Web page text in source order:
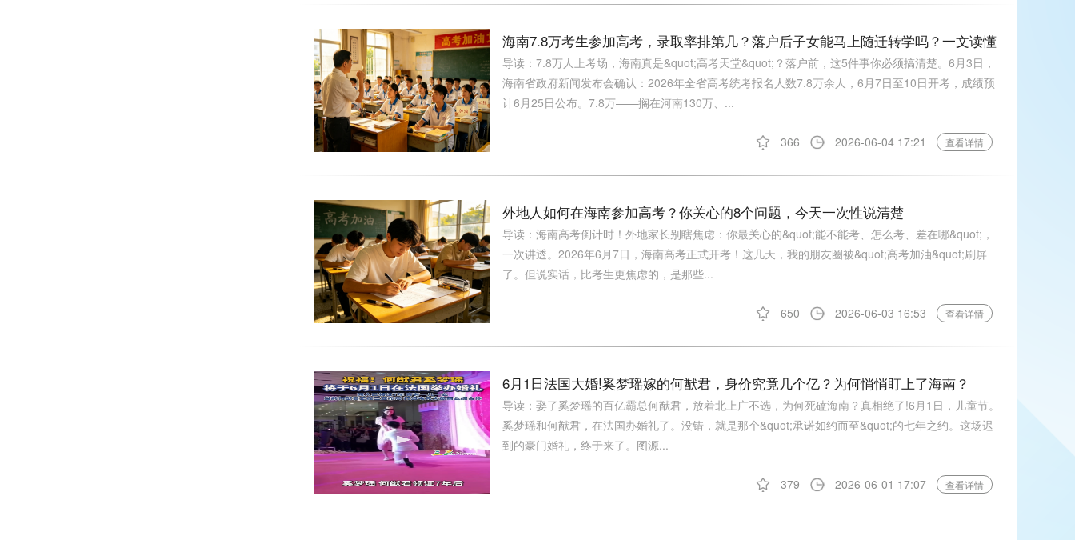
海南7.8万考生参加高考，录取率排第几？落户后子女能马上随迁转学吗？一文读懂
导读：7.8万人上考场，海南真是&quot;高考天堂&quot;？落户前，这5件事你必须搞清楚。6月3日，
海南省政府新闻发布会确认：2026年全省高考统考报名人数7.8万余人，6月7日至10日开考，成绩预
计6月25日公布。7.8万——搁在河南130万、...
366 2026-06-04 17:21 查看详情
外地人如何在海南参加高考？你关心的8个问题，今天一次性说清楚
导读：海南高考倒计时！外地家长别瞎焦虑：你最关心的&quot;能不能考、怎么考、差在哪&quot;，
一次讲透。2026年6月7日，海南高考正式开考！这几天，我的朋友圈被&quot;高考加油&quot;刷屏
了。但说实话，比考生更焦虑的，是那些...
650 2026-06-03 16:53 查看详情
6月1日法国大婚!奚梦瑶嫁的何猷君，身价究竟几个亿？为何悄悄盯上了海南？
导读：娶了奚梦瑶的百亿霸总何猷君，放着北上广不选，为何死磕海南？真相绝了!6月1日，儿童节。
奚梦瑶和何猷君，在法国办婚礼了。没错，就是那个&quot;承诺如约而至&quot;的七年之约。这场迟
到的豪门婚礼，终于来了。图源...
379 2026-06-01 17:07 查看详情